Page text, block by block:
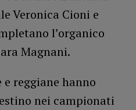
Veronica Cioni e
l’organico
Magnani.
reggiane hanno
nei campionati